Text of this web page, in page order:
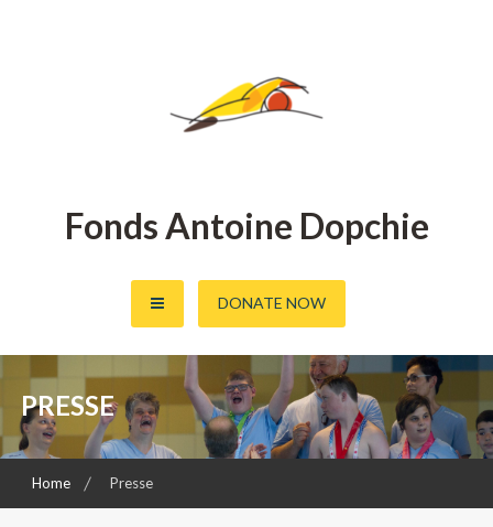
Fonds Antoine Dopchie
DONATE NOW
PRESSE
Home Presse